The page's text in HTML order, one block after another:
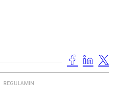
REGULAMIN